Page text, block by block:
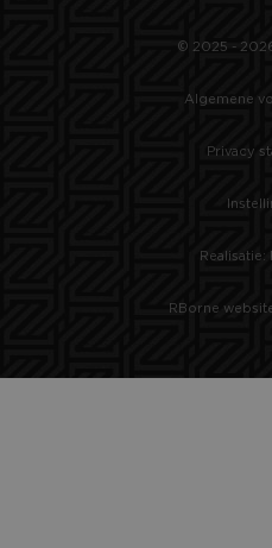
© 2025 -
Algemene
Privacy
Realisatie:
RBorne